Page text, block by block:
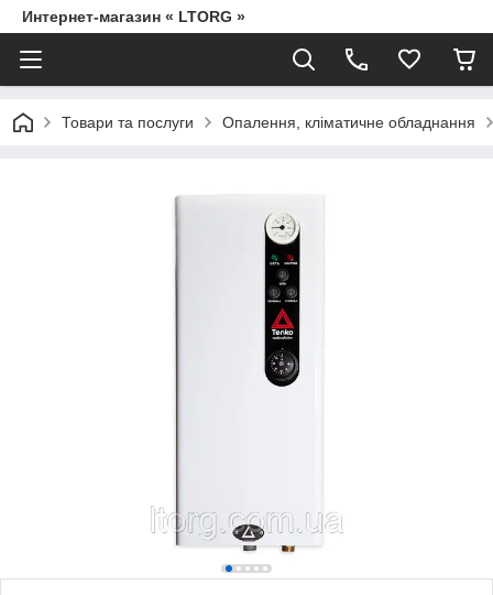
Интернет-магазин « LTORG »
Товари та послуги Опалення, кліматичне обладнання